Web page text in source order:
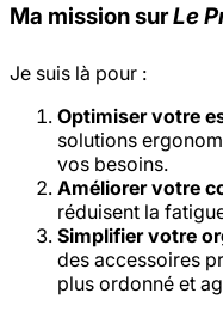
Ma mission surLe
Je suis là pour :
Optimiser votre
solutions
vos besoins.
Améliorer votre
réduisent la
Simplifier votre
des accessoires
plus ordonné et